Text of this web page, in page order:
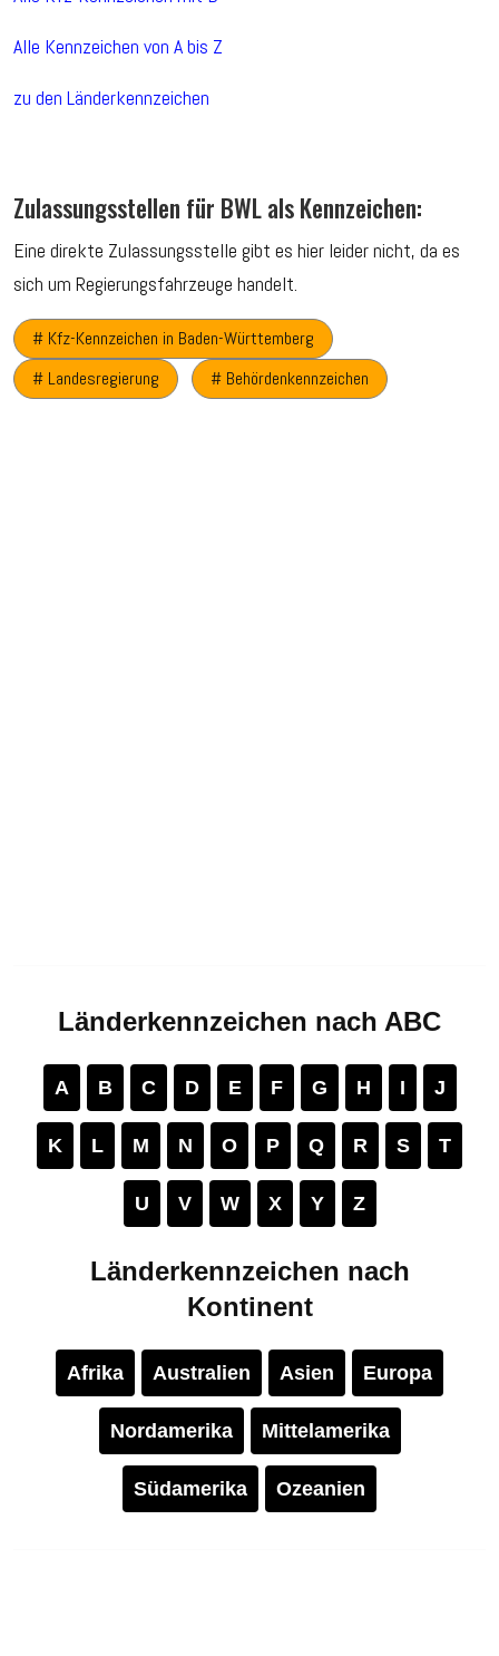
Alle Kennzeichen von A bis Z
zu den Länderkennzeichen
Zulassungsstellen für BWL als Kennzeichen:
Eine direkte Zulassungsstelle gibt es hier leider nicht, da es
sich um Regierungsfahrzeuge handelt.
# Kfz-Kennzeichen in Baden-Württemberg
# Landesregierung
# Behördenkennzeichen
Länderkennzeichen nach ABC
A B C D E F G H I J
K L M N O P Q R S T
U V W X Y Z
Länderkennzeichen nach
Kontinent
Afrika Australien Asien Europa
Nordamerika Mittelamerika
Südamerika Ozeanien